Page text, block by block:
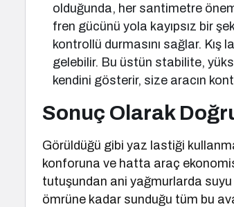
olduğunda, her santimetre
fren gücünü yola kayıpsız bir
kontrollü durmasını sağlar.
gelebilir. Bu üstün stabilite,
kendini gösterir, size aracın
Sonuç Olarak
Görüldüğü gibi yaz lastiği
konforuna ve hatta araç
tutuşundan ani yağmurlarda
ömrüne kadar sunduğu tüm bu